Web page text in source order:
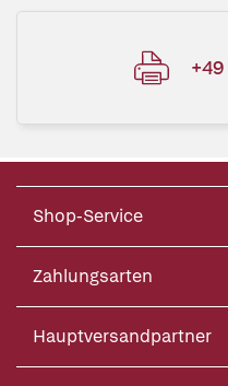
Shop-Service
Zahlungsarten
Hauptversandpartner